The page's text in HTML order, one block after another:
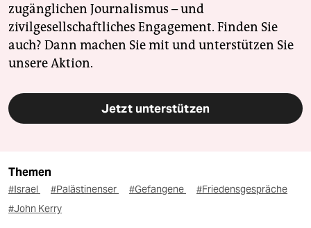
zugänglichen Journalismus – und
zivilgesellschaftliches Engagement. Finden Sie
auch? Dann machen Sie mit und unterstützen Sie
unsere Aktion.
Jetzt unterstützen
Themen
#Israel #Palästinenser #Gefangene
#Friedensgespräche
#John Kerry